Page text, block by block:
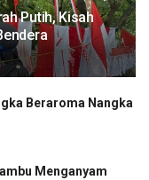
Putih, Kisah
Beraroma Nangka
Menganyam